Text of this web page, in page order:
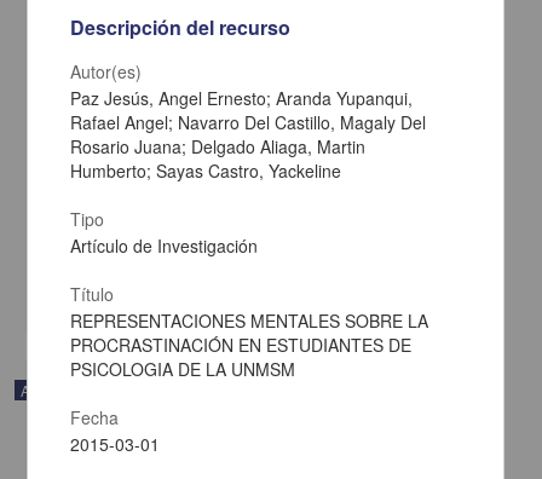
Emergência de relações condicionais com sentenças afirmativas e
negativas por sobreposição de palavras
Mendes Motta, Carla; Alves de Assis, Grauben José; Moreira
Iztacala, UNAM; Universidad de Guadalajara
2015-04-21
Artes y Humanidades
Artículo
Descripción del recurso
Autor(es)
Paz Jesús, Angel Ernesto; Aranda Yupanqui,
Rafael Angel; Navarro Del Castillo, Magaly Del
Rosario Juana; Delgado Aliaga, Martin
Humberto; Sayas Castro, Yackeline
Tipo
Artículo de Investigación
Título
REPRESENTACIONES MENTALES SOBRE LA
PROCRASTINACIÓN EN ESTUDIANTES DE
PSICOLOGIA DE LA UNMSM
Fecha
2015-03-01